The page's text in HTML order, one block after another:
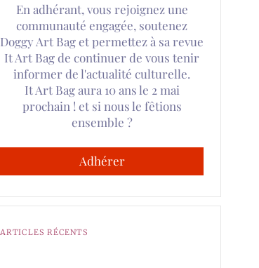
En adhérant, vous rejoignez une
communauté engagée, soutenez
Doggy Art Bag et permettez à sa revue
It Art Bag de continuer de vous tenir
informer de l'actualité culturelle.
It Art Bag aura 10 ans le 2 mai
prochain ! et si nous le fêtions
ensemble ?
Adhérer
ARTICLES RÉCENTS